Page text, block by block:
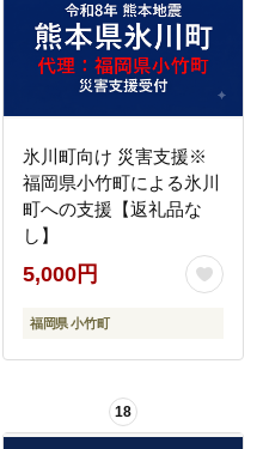
氷川町向け 災害支援※
福岡県小竹町による氷川
町への支援【返礼品な
し】
5,000円
福岡県 小竹町
18